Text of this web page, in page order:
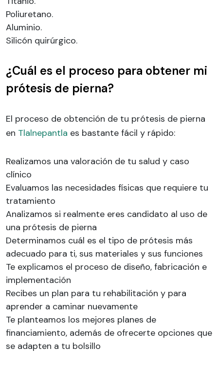
Poliuretano.
Aluminio.
Silicón quirúrgico.
¿Cuál es el proceso para obtener mi
prótesis de pierna?
El proceso de obtención de tu prótesis de pierna
en Tlalnepantla es bastante fácil y rápido:
Realizamos una valoración de tu salud y caso
clínico
Evaluamos las necesidades físicas que requiere tu
tratamiento
Analizamos si realmente eres candidato al uso de
una prótesis de pierna
Determinamos cuál es el tipo de prótesis más
adecuado para ti, sus materiales y sus funciones
Te explicamos el proceso de diseño, fabricación e
implementación
Recibes un plan para tu rehabilitación y para
aprender a caminar nuevamente
Te planteamos los mejores planes de
financiamiento, además de ofrecerte opciones que
se adapten a tu bolsillo